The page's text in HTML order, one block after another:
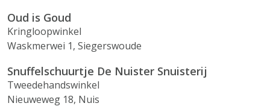
Oud is Goud
Kringloopwinkel
Waskmerwei 1, Siegerswoude
Snuffelschuurtje De Nuister Snuisterij
Tweedehandswinkel
Nieuweweg 18, Nuis